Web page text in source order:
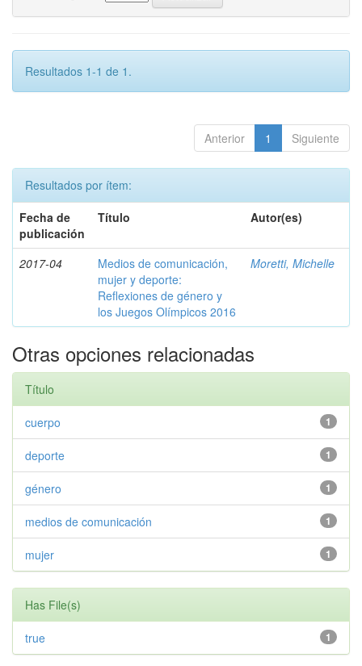
Resultados 1-1 de 1.
Anterior 1 Siguiente
Resultados por ítem:
Fecha de
publicación
Título Autor(es)
2017-04
Medios de comunicación,
mujer y deporte:
Reflexiones de género y
los Juegos Olímpicos 2016
Moretti, Michelle
Otras opciones relacionadas
Título
1
cuerpo
1
deporte
1
género
1
medios de comunicación
1
mujer
Has File(s)
1
true